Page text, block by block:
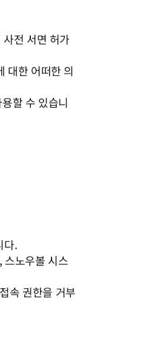
전 서면 허가
대한 어떠한 의
할 수 있습니
다.
스노우볼 시스
속 권한을 거부